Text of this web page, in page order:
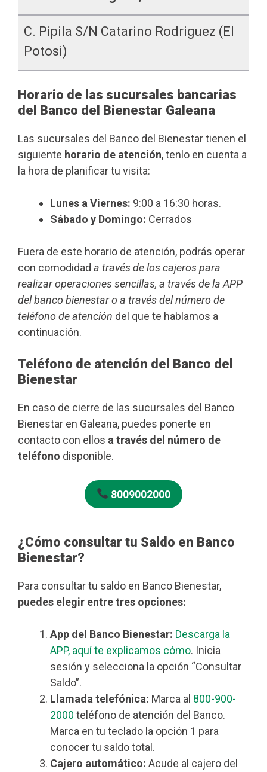
C. Pipila S/n Catarino Rodriguez (El
Potosi)
Horario de las sucursales bancarias
del Banco del Bienestar Galeana
Las sucursales del Banco del Bienestar tienen el
siguiente horario de atención, tenlo en cuenta a
la hora de planificar tu visita:
Lunes a Viernes: 9:00 a 16:30 horas.
Sábado y Domingo: Cerrados
Fuera de este horario de atención, podrás operar
con comodidad a través de los cajeros para
realizar operaciones sencillas, a través de la APP
del banco bienestar o a través del número de
teléfono de atención del que te hablamos a
continuación.
Teléfono de atención del Banco del
Bienestar
En caso de cierre de las sucursales del Banco
Bienestar en Galeana, puedes ponerte en
contacto con ellos a través del número de
teléfono disponible.
8009002000
¿Cómo consultar tu Saldo en Banco
Bienestar?
Para consultar tu saldo en Banco Bienestar,
puedes elegir entre tres opciones:
App del Banco Bienestar: Descarga la
APP, aquí te explicamos cómo. Inicia
sesión y selecciona la opción “Consultar
Saldo”.
Llamada telefónica: Marca al 800-900-
2000 teléfono de atención del Banco.
Marca en tu teclado la opción 1 para
conocer tu saldo total.
Cajero automático: Acude al cajero del